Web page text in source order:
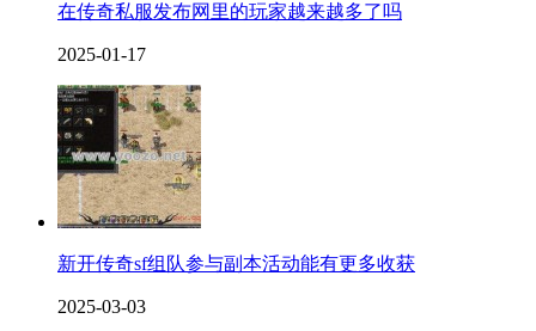
在传奇私服发布网里的玩家越来越多了吗
2025-01-17
新开传奇sf组队参与副本活动能有更多收获
2025-03-03